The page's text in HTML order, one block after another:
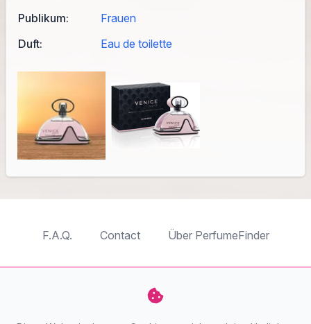
Publikum:
Frauen
Duft:
Eau de toilette
F.A.Q. Contact Über PerfumeFinder